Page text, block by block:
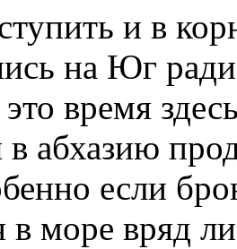
и в
на Юг
время
в абхазию
если
в море вряд